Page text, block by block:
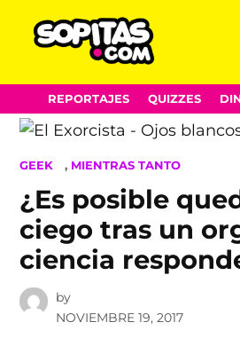
Skip
to
content
REPORTAJES QUIZZES
POSTED
GEEK , MIENTRAS TANTO
¿Es posible
ciego tras un
ciencia
by
NOVIEMBRE 19, 2017